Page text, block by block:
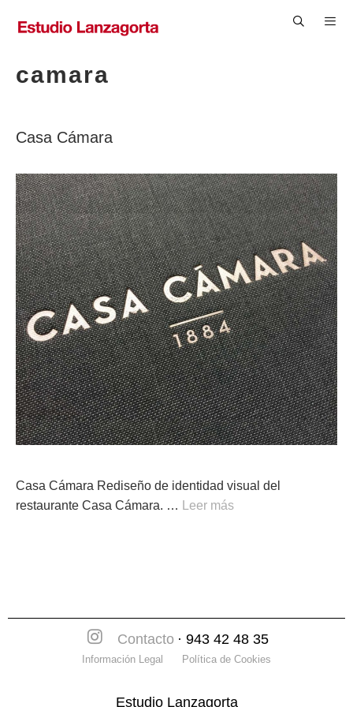
camara
Casa Cámara
Casa Cámara Rediseño de identidad visual del
restaurante Casa Cámara. …
Leer más
Contacto · 943 42 48 35
Información Legal Política de Cookies
Estudio Lanzagorta